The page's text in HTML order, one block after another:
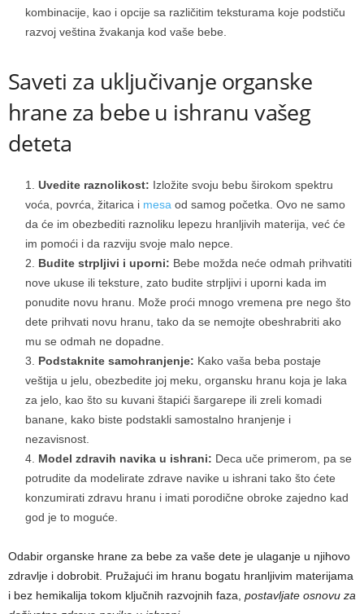
kombinacije, kao i opcije sa različitim teksturama koje podstiču
razvoj veština žvakanja kod vaše bebe.
Saveti za uključivanje organske
hrane za bebe u ishranu vašeg
deteta
Uvedite raznolikost: Izložite svoju bebu širokom spektru
voća, povrća, žitarica i mesa od samog početka. Ovo ne samo
da će im obezbediti raznoliku lepezu hranljivih materija, već će
im pomoći i da razviju svoje malo nepce.
Budite strpljivi i uporni: Bebe možda neće odmah prihvatiti
nove ukuse ili teksture, zato budite strpljivi i uporni kada im
ponudite novu hranu. Može proći mnogo vremena pre nego što
dete prihvati novu hranu, tako da se nemojte obeshrabriti ako
mu se odmah ne dopadne.
Podstaknite samohranjenje: Kako vaša beba postaje
veštija u jelu, obezbedite joj meku, organsku hranu koja je laka
za jelo, kao što su kuvani štapići šargarepe ili zreli komadi
banane, kako biste podstakli samostalno hranjenje i
nezavisnost.
Model zdravih navika u ishrani: Deca uče primerom, pa se
potrudite da modelirate zdrave navike u ishrani tako što ćete
konzumirati zdravu hranu i imati porodične obroke zajedno kad
god je to moguće.
Odabir organske hrane za bebe za vaše dete je ulaganje u njihovo
zdravlje i dobrobit. Pružajući im hranu bogatu hranljivim materijama
i bez hemikalija tokom ključnih razvojnih faza, postavljate osnovu za